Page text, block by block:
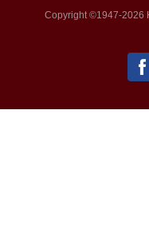
Copyright ©1947-2026